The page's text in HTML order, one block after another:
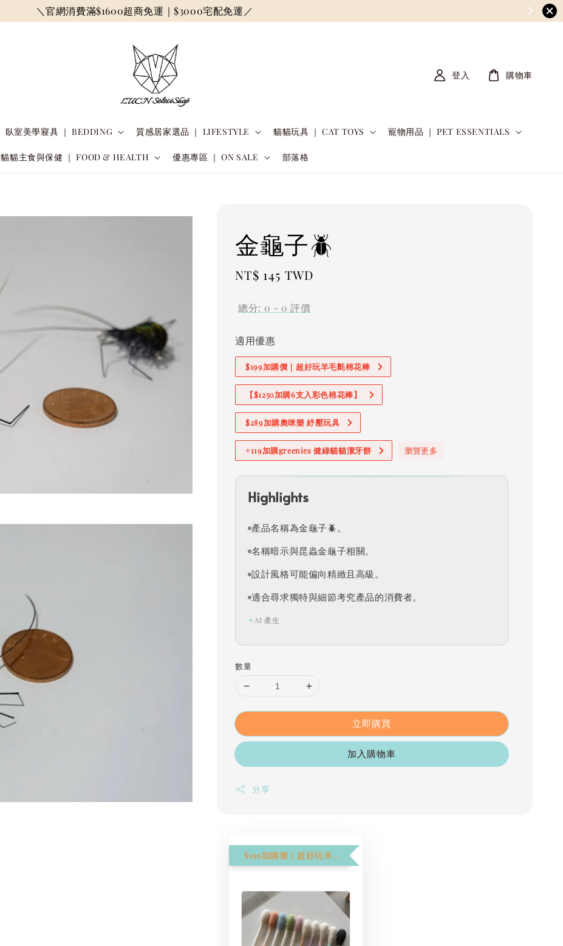
＼官網消費滿$1600超商免運｜$3000宅配免運／
臥室美學寢具 ｜ BEDDING 質感居家選品 ｜ LIFESTYLE 貓貓玩具 ｜ CAT TOYS 寵物用品 ｜ PET ESSENTIALS
貓貓主食與保健 ｜ FOOD & HEALTH 優惠專區 ｜ ON SALE 部落格
登入 購物車
金龜子🪲
Regular
NT$ 145 TWD
總分: 0 - 0 評價
適用優惠
$199加購價｜超好玩羊毛氈棉花棒
【$1250加購6支入彩色棉花棒】
$289加購奧咪樂 紓壓玩具
+119加購greenies 健綠貓貓潔牙餅 瀏覽更多
Highlights
產品名稱為金龜子🪲。
名稱暗示與昆蟲金龜子相關。
設計風格可能偏向精緻且高級。
適合尋求獨特與細節考究產品的消費者。
✦ AI 產生
數量
立即購買
加入購物車
分享
$199加購價｜超好玩羊毛氈棉花棒